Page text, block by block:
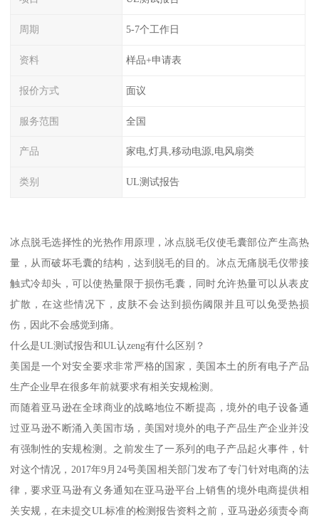
周期 5-7个工作日
资料 样品+申请表
报价方式 面议
服务范围 全国
产品 家电,灯具,移动电源,电风扇类
类别 UL测试报告
冰点脱毛选择性的光热作用原理，冰点脱毛仪使毛囊部位产生高热
量，从而破坏毛囊的结构，达到脱毛的目的。冰点无痛脱毛仪带接
触式冷却头，可以使热量限于损伤毛囊，同时允许热量可以从表皮
扩散，在这些情况下，皮肤不会达到损伤阈限并且可以免受热损
伤，因此不会感觉到痛。
什么是UL测试报告和UL认zeng有什么区别？
美国是一个对安全要求非常严格的国家，美国本土的所有电子产品
生产企业早在很多年前就要求有相关安规检测。
而随着亚马逊在全球商业的战略地位不断提高，境外的电子设备通
过亚马逊不断涌入美国市场，美国对境外的电子产品生产企业并没
有强制性的安规检测。之前发生了一系列的电子产品起火事件，针
对这个情况，2017年9月24号美国相关部门发布了专门针对电商的法
律，要求亚马逊有义务通知在亚马逊平台上销售的境外电商提供相
关安规，在未提交UL标准的检测报告资料之前，亚马逊必须责令商